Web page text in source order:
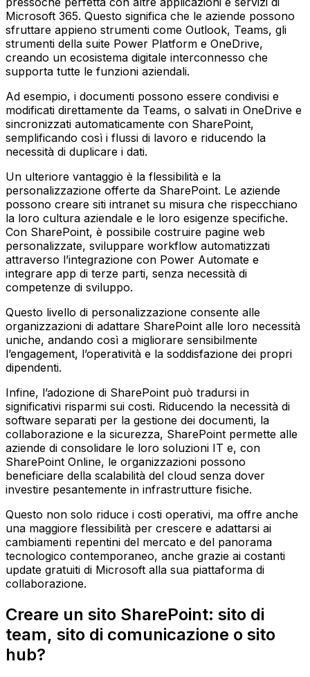
Microsoft 365. Questo significa che le aziende possono
sfruttare appieno strumenti come Outlook, Teams, gli
strumenti della suite Power Platform e OneDrive,
creando un ecosistema digitale interconnesso che
supporta tutte le funzioni aziendali.
Ad esempio, i documenti possono essere condivisi e
modificati direttamente da Teams, o salvati in OneDrive e
sincronizzati automaticamente con SharePoint,
semplificando così i flussi di lavoro e riducendo la
necessità di duplicare i dati.
Un ulteriore vantaggio è la flessibilità e la
personalizzazione offerte da SharePoint. Le aziende
possono creare siti intranet su misura che rispecchiano
la loro cultura aziendale e le loro esigenze specifiche.
Con SharePoint, è possibile costruire pagine web
personalizzate, sviluppare workflow automatizzati
attraverso l’integrazione con Power Automate e
integrare app di terze parti, senza necessità di
competenze di sviluppo.
Questo livello di personalizzazione consente alle
organizzazioni di adattare SharePoint alle loro necessità
uniche, andando così a migliorare sensibilmente
l’engagement, l’operatività e la soddisfazione dei propri
dipendenti.
Infine, l’adozione di SharePoint può tradursi in
significativi risparmi sui costi. Riducendo la necessità di
software separati per la gestione dei documenti, la
collaborazione e la sicurezza, SharePoint permette alle
aziende di consolidare le loro soluzioni IT e, con
SharePoint Online, le organizzazioni possono
beneficiare della scalabilità del cloud senza dover
investire pesantemente in infrastrutture fisiche.
Questo non solo riduce i costi operativi, ma offre anche
una maggiore flessibilità per crescere e adattarsi ai
cambiamenti repentini del mercato e del panorama
tecnologico contemporaneo, anche grazie ai costanti
update gratuiti di Microsoft alla sua piattaforma di
collaborazione.
Creare un sito SharePoint: sito di
team, sito di comunicazione o sito
hub?